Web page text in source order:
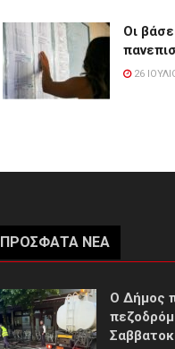
Οι
26
ΠΡΌΣΦΑΤΑ ΝΈΑ
Ο Δήμος